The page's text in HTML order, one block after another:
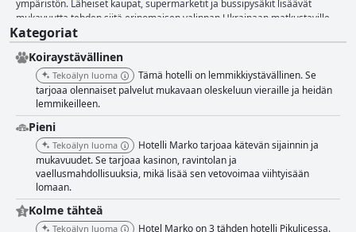
ympäristön. Läheiset kaupat, supermarketit ja bussipysäkit lisäävät
mukavuutta tehden siitä erinomaisen valinnan Ukrainaan matkustaville.
Lisäksi hotellin rauhallinen ympäristö ja miellyttävä 30 minuutin
kävelymatka kaupungin keskustaan tekevät siitä ihanteellisen pakopaikan
vilkkaammista kaupunginosista. Hotelli Markon huoneet saavat jatkuvasti
kehuja niiden siisteydestä, tilavuudesta ja mukavuudesta. Vieraat
kuvaavat huoneita suuriksi, valoisiksi ja hyvin hoidetuiksi, ja niissä on
viihtyisä tunnelma, jota korostavat raikkaat valkoiset vuodevaatteet ja
korkeat hygieniastandardit. Rauhallinen ja tyyni ympäristö takaa
entisestään levollisen oleskelun. Vaikka huoneen hajusta oli yksittäinen
maininta, yleinen tyytyväisyys majoitukseen on edelleen vahva. Hotelli
Marko erottuu sitoutumisellaan puhtauteen, jonka vieraat usein
huomioivat. Koko kiinteistö, mukaan lukien kylpyhuoneet ja liinavaatteet,
täyttää korkeat hygieniastandardit, mikä edistää seesteistä ja kutsuvaa
ilmapiiriä. Hotelli Markon henkilökunta on erottuva kohokohta, joka
tarjoaa poikkeuksellista vieraanvaraisuutta, jolle on ominaista
Kategoriat
Koiraystävällinen
Tekoälyn luoma
Tämä hotelli on lemmikkiystävällinen. Se
tarjoaa olennaiset palvelut mukavaan oleskeluun vieraille ja heidän
lemmikeilleen.
Pieni
Tekoälyn luoma
Hotelli Marko tarjoaa kätevän sijainnin ja
mukavuudet. Se tarjoaa kasinon, ravintolan ja
vaellusmahdollisuuksia, mikä lisää sen vetovoimaa viihtyisään
lomaan.
Kolme tähteä
Tekoälyn luoma
Hotel Marko on 3 tähden hotelli Pikulicessa.